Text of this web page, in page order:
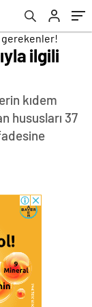
ilgili
kıdem
hususları 37